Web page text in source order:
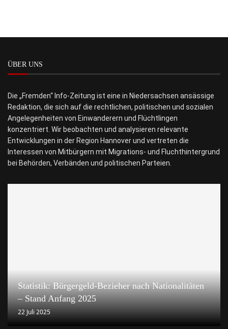
ÜBER UNS
Die „Fremden“ Info-Zeitung ist eine in Niedersachsen ansässige
Redaktion, die sich auf die rechtlichen, politischen und sozialen
Angelegenheiten von Einwanderern und Flüchtlingen
konzentriert. Wir beobachten und analysieren relevante
Entwicklungen in der Region Hannover und vertreten die
Interessen von Mitbürgern mit Migrations- und Fluchthintergrund
bei Behörden, Verbänden und politischen Parteien.
Statistik: Bürgergeld-Bezieher nach Nationalitäten
– Stand Anfang 2025
22 Juli 2025